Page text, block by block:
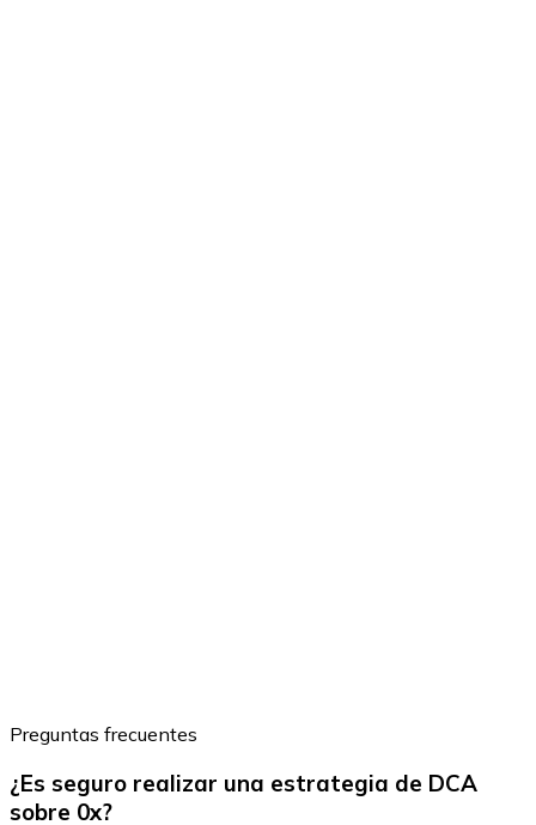
Preguntas frecuentes
¿Es seguro realizar una estrategia de DCA
sobre 0x?